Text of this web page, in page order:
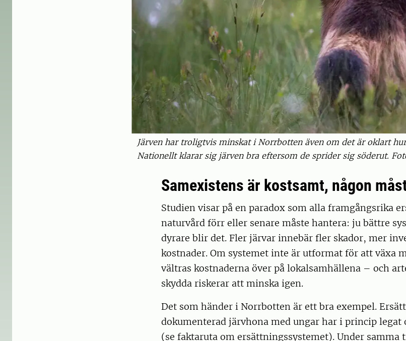
Järven har troligtvis minskat i Norrbotten även om det är oklart
Nationellt klarar sig järven bra eftersom de sprider sig söderut.
Samexistens är kostsamt, någon
Studien visar på en paradox som alla framgångsrika
naturvård förr eller senare måste hantera: ju bättre
dyrare blir det. Fler järvar innebär fler skador, mer
kostnader. Om systemet inte är utformat för att växa
vältras kostnaderna över på lokalsamhällena – och
skydda riskerar att minska igen.
Det som händer i Norrbotten är ett bra exempel.
dokumenterad järvhona med ungar har i princip legat
(se faktaruta om ersättningssystemet). Under samma